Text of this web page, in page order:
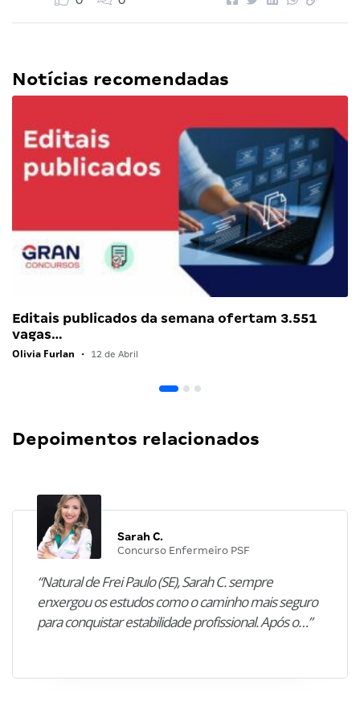
Notícias recomendadas
Editais publicados da semana ofertam 3.551
vagas…
Olivia Furlan • 12 de Abril
Depoimentos relacionados
Sarah C.
Concurso Enfermeiro PSF
“Natural de Frei Paulo (SE), Sarah C. sempre
enxergou os estudos como o caminho mais seguro
para conquistar estabilidade profissional. Após o…”